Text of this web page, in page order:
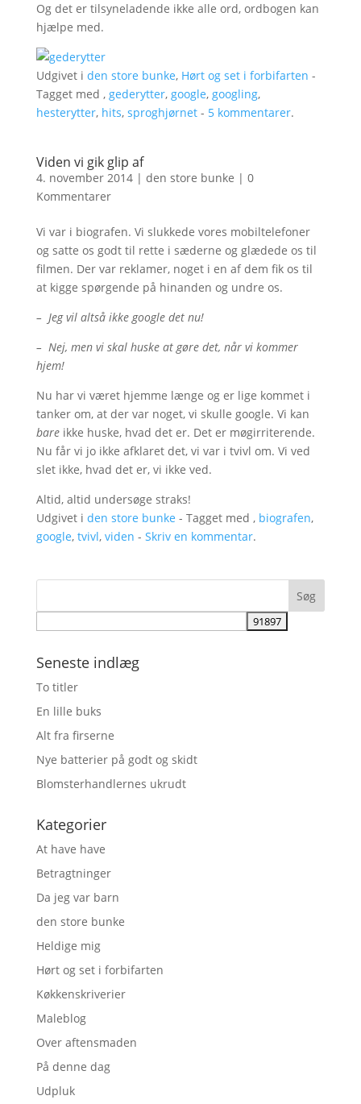
Og det er tilsyneladende ikke alle ord, ordbogen kan
hjælpe med.
Udgivet i den store bunke, Hørt og set i forbifarten -
Tagget med , gederytter, google, googling,
hesterytter, hits, sproghjørnet- 5 kommentarer.
Viden vi gik glip af
4. november 2014| den store bunke | 0
Kommentarer
Vi var i biografen. Vi slukkede vores mobiltelefoner
og satte os godt til rette i sæderne og glædede os til
filmen. Der var reklamer, noget i en af dem fik os til
at kigge spørgende på hinanden og undre os.
– Jeg vil altså ikke google det nu!
– Nej, men vi skal huske at gøre det, når vi kommer
hjem!
Nu har vi været hjemme længe og er lige kommet i
tanker om, at der var noget, vi skulle google. Vi kan
bareikke huske, hvad det er. Det er møgirriterende.
Nu får vi jo ikke afklaret det, vi var i tvivl om. Vi ved
slet ikke, hvad det er, vi ikke ved.
Altid, altid undersøge straks!
Udgivet i den store bunke - Tagget med , biografen,
google, tvivl, viden - Skriv en kommentar.
Seneste indlæg
To titler
En lille buks
Alt fra firserne
Nye batterier på godt og skidt
Blomsterhandlernes ukrudt
Kategorier
At have have
Betragtninger
Da jeg var barn
den store bunke
Heldige mig
Hørt og set i forbifarten
Køkkenskriverier
Maleblog
Over aftensmaden
På denne dag
Udpluk